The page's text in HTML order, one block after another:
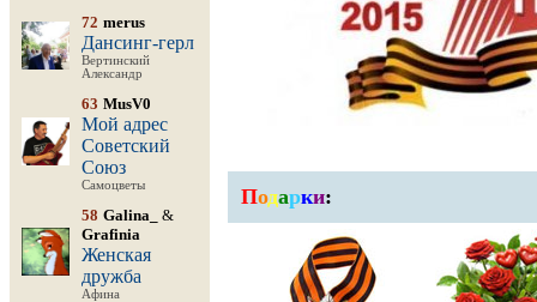
72 merus
Дансинг-герл
Вертинский
Александр
63 MusV0
Мой адрес
Советский
Союз
Самоцветы
58 Galina_
&
Grafinia
Женская
дружба
Афина
Подарки: